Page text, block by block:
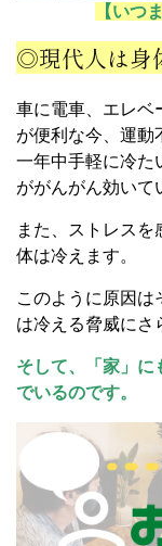
【いつ
◎現代人は身
車に電車、エレベ
が便利な今、運動
一年中手軽に冷た
ががんがん効いて
また、ストレス
体は冷えます。
このように原因は
は冷える脅威にさ
そして、「家」に
でいるのです。